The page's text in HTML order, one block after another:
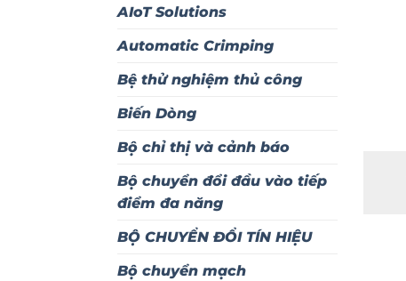
AIoT Solutions
Automatic Crimping
Bệ thử nghiệm thủ công
Biến Dòng
Bộ chỉ thị và cảnh báo
Bộ chuyển đổi đầu vào tiếp
điểm đa năng
BỘ CHUYỂN ĐỔI TÍN HIỆU
Bộ chuyển mạch